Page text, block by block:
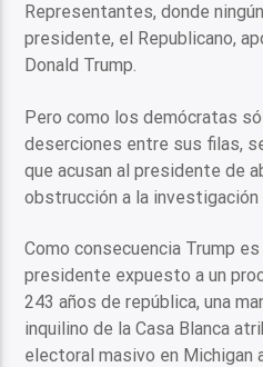
Representantes, donde
presidente, el Republicano,
Donald Trump.
Pero como los demócratas
deserciones entre sus filas,
que acusan al presidente de
obstrucción a la investigación
Como consecuencia Trump
presidente expuesto a un
243 años de república, una
inquilino de la Casa Blanca
electoral masivo en Michigan